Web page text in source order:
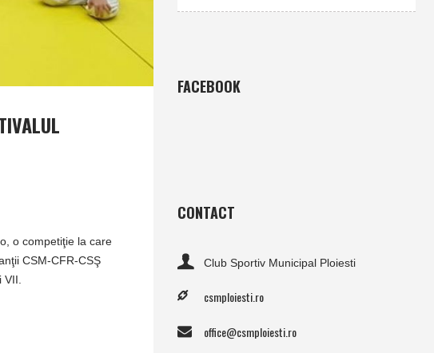
o competiţie la care
CSM-CFR-CSŞ
FACEBOOK
CONTACT
Club Sportiv Municipal Ploiesti
csmploiesti.ro
office@csmploiesti.ro